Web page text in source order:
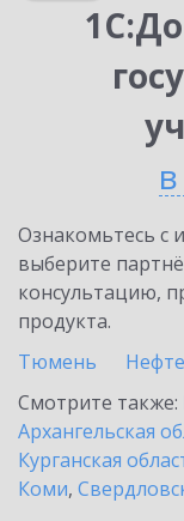
Ознакомьтесь с
выберите
консультацию,
продукта.
Тюмень
Смотрите также:
Архангельская
Курганская
Коми,